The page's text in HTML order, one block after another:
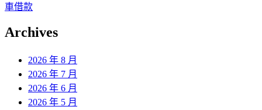
導
覽
文
車借款
Archives
2026 年 8 月
2026 年 7 月
2026 年 6 月
2026 年 5 月